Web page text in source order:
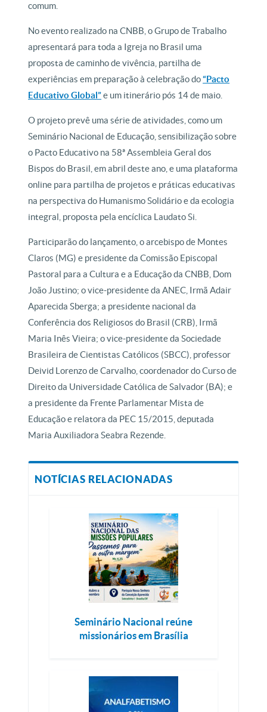
comum.
No evento realizado na CNBB, o Grupo de Trabalho
apresentará para toda a Igreja no Brasil uma
proposta de caminho de vivência, partilha de
experiências em preparação à celebração do“Pacto
Educativo Global”e um itinerário pós 14 de maio.
O projeto prevê uma série de atividades, como um
Seminário Nacional de Educação, sensibilização sobre
o Pacto Educativo na 58ª Assembleia Geral dos
Bispos do Brasil, em abril deste ano, e uma plataforma
online para partilha de projetos e práticas educativas
na perspectiva do Humanismo Solidário e da ecologia
integral, proposta pela encíclica Laudato Si.
Participarão do lançamento, o arcebispo de Montes
Claros (MG) e presidente da Comissão Episcopal
Pastoral para a Cultura e a Educação da CNBB, Dom
João Justino; o vice-presidente da ANEC, Irmã Adair
Aparecida Sberga; a presidente nacional da
Conferência dos Religiosos do Brasil (CRB), Irmã
Maria Inês Vieira; o vice-presidente da Sociedade
Brasileira de Cientistas Católicos (SBCC), professor
Deivid Lorenzo de Carvalho, coordenador do Curso de
Direito da Universidade Católica de Salvador (BA); e
a presidente da Frente Parlamentar Mista de
Educação e relatora da PEC 15/2015, deputada
Maria Auxiliadora Seabra Rezende.
NOTÍCIAS RELACIONADAS
Seminário Nacional reúne
missionários em Brasília